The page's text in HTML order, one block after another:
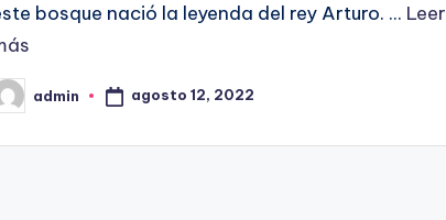
bosque nació la leyenda del rey Arturo. ... Leer
admin agosto 12, 2022